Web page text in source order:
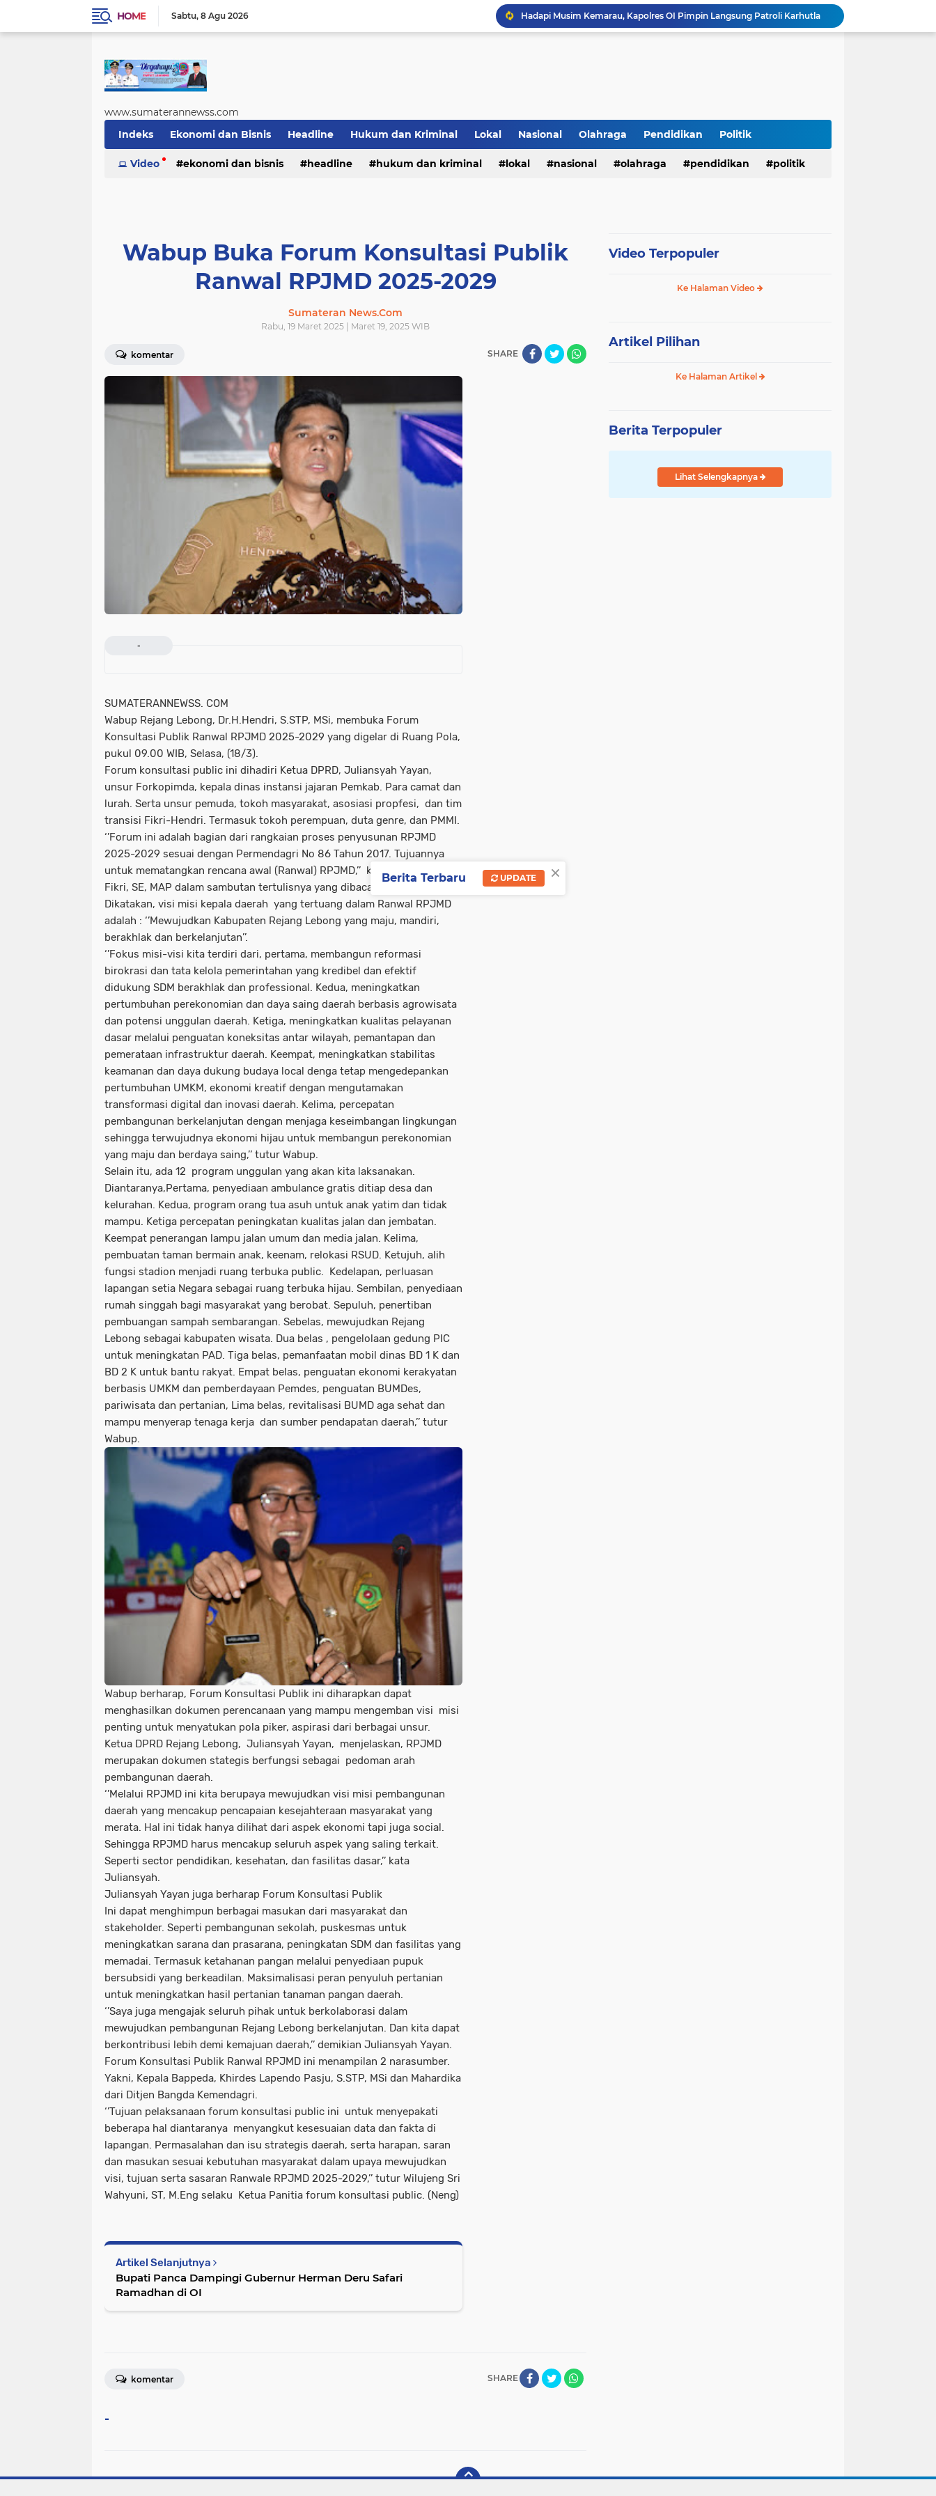
HOME Sabtu 8 Agu 2026
Hadapi Musim Kemarau, Kapolres OI Pimpin Langsung Patroli Karhutla
Selamar Hut RI Ke 81
Lepas Satgas Pemberantasan PETI, Bupati M. Syukur: Geopark Merangin Harga Mati
DPP MENGUCAPKAN SELAMAT MELAKSANAKAN MUSDA
www.sumaterannewss.com
Indeks
Ekonomi dan Bisnis Headline Hukum dan Kriminal Lokal Nasional Olahraga Pendidikan Politik
Sosial dan Budaya Sumsel Update
Video ekonomi dan bisnis headline hukum dan kriminal lokal nasional olahraga pendidikan politik
Wabup Buka Forum Konsultasi Publik
Ranwal RPJMD 2025-2029
Sumateran News.Com
Rabu, 19 Maret 2025 | Maret 19, 2025 WIB
komentar SHARE
-
SUMATERANNEWSS. COM
Wabup Rejang Lebong, Dr.H.Hendri, S.STP, MSi, membuka Forum
Konsultasi Publik Ranwal RPJMD 2025-2029 yang digelar di Ruang Pola,
pukul 09.00 WIB, Selasa, (18/3).
Forum konsultasi public ini dihadiri Ketua DPRD, Juliansyah Yayan,
unsur Forkopimda, kepala dinas instansi jajaran Pemkab. Para camat dan
lurah. Serta unsur pemuda, tokoh masyarakat, asosiasi propfesi, dan tim
transisi Fikri-Hendri. Termasuk tokoh perempuan, duta genre, dan PMMI.
‘’Forum ini adalah bagian dari rangkaian proses penyusunan RPJMD
2025-2029 sesuai dengan Permendagri No 86 Tahun 2017. Tujuannya
untuk mematangkan rencana awal (Ranwal) RPJMD,’’ kata Bupati, H.M.
Fikri, SE, MAP dalam sambutan tertulisnya yang dibacakan Wabup.
Dikatakan, visi misi kepala daerah yang tertuang dalam Ranwal RPJMD
adalah : ‘’Mewujudkan Kabupaten Rejang Lebong yang maju, mandiri,
berakhlak dan berkelanjutan’’.
‘’Fokus misi-visi kita terdiri dari, pertama, membangun reformasi
birokrasi dan tata kelola pemerintahan yang kredibel dan efektif
didukung SDM berakhlak dan professional. Kedua, meningkatkan
pertumbuhan perekonomian dan daya saing daerah berbasis agrowisata
dan potensi unggulan daerah. Ketiga, meningkatkan kualitas pelayanan
dasar melalui penguatan koneksitas antar wilayah, pemantapan dan
pemerataan infrastruktur daerah. Keempat, meningkatkan stabilitas
keamanan dan daya dukung budaya local denga tetap mengedepankan
pertumbuhan UMKM, ekonomi kreatif dengan mengutamakan
transformasi digital dan inovasi daerah. Kelima, percepatan
pembangunan berkelanjutan dengan menjaga keseimbangan lingkungan
sehingga terwujudnya ekonomi hijau untuk membangun perekonomian
yang maju dan berdaya saing,’’ tutur Wabup.
Selain itu, ada 12 program unggulan yang akan kita laksanakan.
Diantaranya,Pertama, penyediaan ambulance gratis ditiap desa dan
kelurahan. Kedua, program orang tua asuh untuk anak yatim dan tidak
mampu. Ketiga percepatan peningkatan kualitas jalan dan jembatan.
Keempat penerangan lampu jalan umum dan media jalan. Kelima,
pembuatan taman bermain anak, keenam, relokasi RSUD. Ketujuh, alih
fungsi stadion menjadi ruang terbuka public. Kedelapan, perluasan
lapangan setia Negara sebagai ruang terbuka hijau. Sembilan, penyediaan
rumah singgah bagi masyarakat yang berobat. Sepuluh, penertiban
pembuangan sampah sembarangan. Sebelas, mewujudkan Rejang
Lebong sebagai kabupaten wisata. Dua belas , pengelolaan gedung PIC
untuk meningkatan PAD. Tiga belas, pemanfaatan mobil dinas BD 1 K dan
BD 2 K untuk bantu rakyat. Empat belas, penguatan ekonomi kerakyatan
berbasis UMKM dan pemberdayaan Pemdes, penguatan BUMDes,
pariwisata dan pertanian, Lima belas, revitalisasi BUMD aga sehat dan
mampu menyerap tenaga kerja dan sumber pendapatan daerah,’’ tutur
Wabup.
Wabup berharap, Forum Konsultasi Publik ini diharapkan dapat
menghasilkan dokumen perencanaan yang mampu mengemban visi misi
penting untuk menyatukan pola piker, aspirasi dari berbagai unsur.
Ketua DPRD Rejang Lebong, Juliansyah Yayan, menjelaskan, RPJMD
merupakan dokumen stategis berfungsi sebagai pedoman arah
pembangunan daerah.
‘’Melalui RPJMD ini kita berupaya mewujudkan visi misi pembangunan
daerah yang mencakup pencapaian kesejahteraan masyarakat yang
merata. Hal ini tidak hanya dilihat dari aspek ekonomi tapi juga social.
Sehingga RPJMD harus mencakup seluruh aspek yang saling terkait.
Seperti sector pendidikan, kesehatan, dan fasilitas dasar,’’ kata
Juliansyah.
Juliansyah Yayan juga berharap Forum Konsultasi Publik
Ini dapat menghimpun berbagai masukan dari masyarakat dan
stakeholder. Seperti pembangunan sekolah, puskesmas untuk
meningkatkan sarana dan prasarana, peningkatan SDM dan fasilitas yang
memadai. Termasuk ketahanan pangan melalui penyediaan pupuk
bersubsidi yang berkeadilan. Maksimalisasi peran penyuluh pertanian
untuk meningkatkan hasil pertanian tanaman pangan daerah.
‘’Saya juga mengajak seluruh pihak untuk berkolaborasi dalam
mewujudkan pembangunan Rejang Lebong berkelanjutan. Dan kita dapat
berkontribusi lebih demi kemajuan daerah,’’ demikian Juliansyah Yayan.
Forum Konsultasi Publik Ranwal RPJMD ini menampilan 2 narasumber.
Yakni, Kepala Bappeda, Khirdes Lapendo Pasju, S.STP, MSi dan Mahardika
dari Ditjen Bangda Kemendagri.
‘’Tujuan pelaksanaan forum konsultasi public ini untuk menyepakati
beberapa hal diantaranya menyangkut kesesuaian data dan fakta di
lapangan. Permasalahan dan isu strategis daerah, serta harapan, saran
dan masukan sesuai kebutuhan masyarakat dalam upaya mewujudkan
visi, tujuan serta sasaran Ranwale RPJMD 2025-2029,’’ tutur Wilujeng Sri
Wahyuni, ST, M.Eng selaku Ketua Panitia forum konsultasi public. (Neng)
Artikel Selanjutnya
Bupati Panca Dampingi Gubernur Herman Deru Safari
Ramadhan di OI
SHARE
komentar
-
Video Terpopuler
Ke Halaman Video
Artikel Pilihan
Ke Halaman Artikel
Berita Terpopuler
Lihat Selengkapnya
×
Berita Terbaru UPDATE